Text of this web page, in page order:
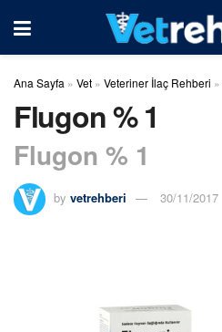
Ana Sayfa » Vet » Veteriner İlaç Rehberi »
Flugon % 1
Flugon % 1
by vetrehberi 30/11/2017